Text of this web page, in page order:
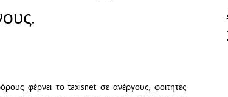
φέρνει το taxisnet σε ανέργους, φοιτητές